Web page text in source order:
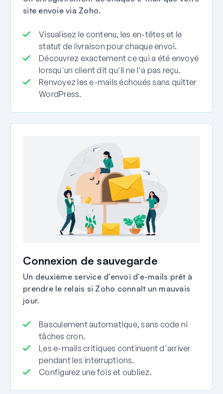
site envoie via Zoho.
Visualisez le contenu, les en-têtes et le
statut de livraison pour chaque envoi.
Découvrez exactement ce qui a été envoyé
lorsqu'un client dit qu'il ne l'a pas reçu.
Renvoyez les e-mails échoués sans quitter
WordPress.
Connexion de sauvegarde
Un deuxième service d'envoi d'e-mails prêt à
prendre le relais si Zoho connaît un mauvais
jour.
Basculement automatique, sans code ni
tâches cron.
Les e-mails critiques continuent d'arriver
pendant les interruptions.
Configurez une fois et oubliez.